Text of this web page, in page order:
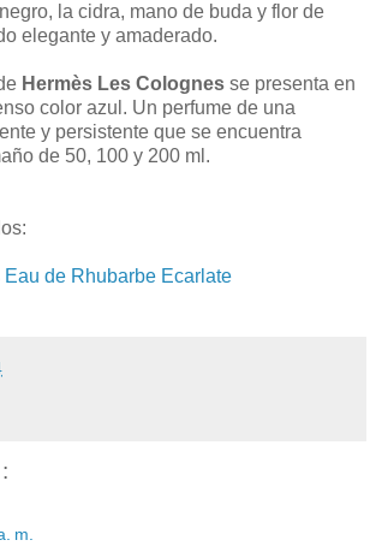
la cidra, mano de buda y flor de
elegante y amaderado.
Hermès Les Colognes se presenta en
color azul. Un perfume de una
y persistente que se encuentra
de 50, 100 y 200 ml.
de Rhubarbe Ecarlate
m.